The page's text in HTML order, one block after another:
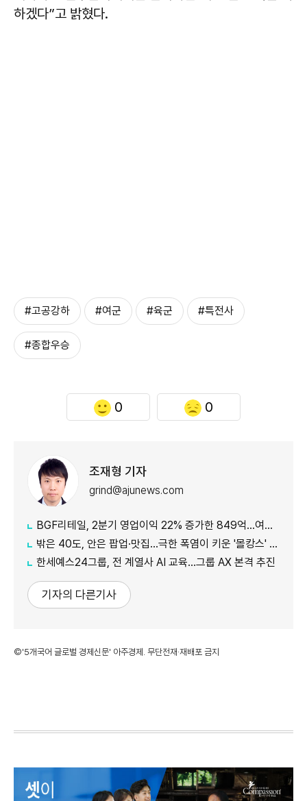
하겠다”고 밝혔다.
#고공강하 #여군 #육군 #특전사
#종합우승
0 0
조재형 기자
grind@ajunews.com
BGF리테일, 2분기 영업이익 22% 증가한 849억…여름상품·지원금 효과
밖은 40도, 안은 팝업·맛집…극한 폭염이 키운 '몰캉스' 소비
한세예스24그룹, 전 계열사 AI 교육…그룹 AX 본격 추진
기자의 다른기사
©'5개국어 글로벌 경제신문' 아주경제. 무단전재·재배포 금지